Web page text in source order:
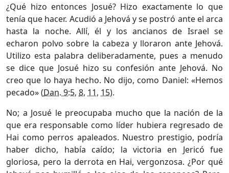
¿Qué hizo entonces Josué? Hizo exactamente lo que
tenía que hacer. Acudió a Jehová y se postró ante el arca
hasta la noche. Allí, él y los ancianos de Israel se
echaron polvo sobre la cabeza y lloraron ante Jehová.
Utilizo esta palabra deliberadamente, pues a menudo
se dice que Josué hizo su confesión ante Jehová. No
creo que lo haya hecho. No dijo, como Daniel: «Hemos
pecado» (Dan. 9:5, 8, 11, 15).
No; a Josué le preocupaba mucho que la nación de la
que era responsable como líder hubiera regresado de
Hai como perros apaleados. Nuestro prestigio, podría
haber dicho, había caído; la victoria en Jericó fue
gloriosa, pero la derrota en Hai, vergonzosa. ¿Por qué